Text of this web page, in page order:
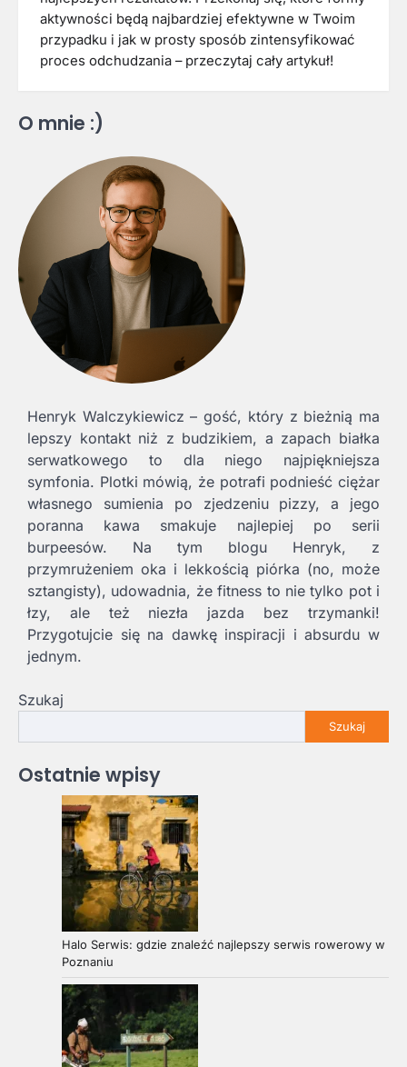
aktywności będą najbardziej efektywne w Twoim
przypadku i jak w prosty sposób zintensyfikować
proces odchudzania – przeczytaj cały artykuł!
O mnie :)
Henryk Walczykiewicz – gość, który z bieżnią ma
lepszy kontakt niż z budzikiem, a zapach białka
serwatkowego to dla niego najpiękniejsza
symfonia. Plotki mówią, że potrafi podnieść ciężar
własnego sumienia po zjedzeniu pizzy, a jego
poranna kawa smakuje najlepiej po serii
burpeesów. Na tym blogu Henryk, z
przymrużeniem oka i lekkością piórka (no, może
sztangisty), udowadnia, że fitness to nie tylko pot i
łzy, ale też niezła jazda bez trzymanki!
Przygotujcie się na dawkę inspiracji i absurdu w
jednym.
Szukaj
Szukaj
Ostatnie wpisy
Halo Serwis: gdzie znaleźć najlepszy serwis rowerowy w
Poznaniu